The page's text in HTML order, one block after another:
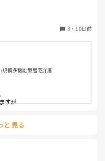
3 ・ 10日前
模多機能型居宅介護
すが
MAX9名で、その中に介助
務をこなすので
と見る